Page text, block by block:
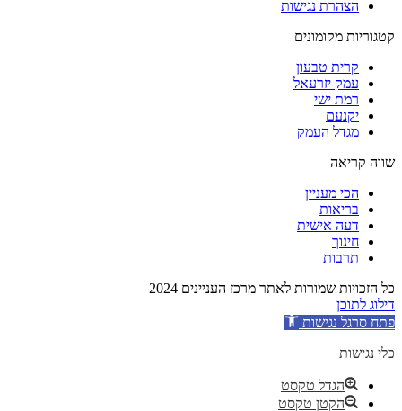
הצהרת נגישות
קטגוריות מקומונים
קרית טבעון
עמק יזרעאל
רמת ישי
יקנעם
מגדל העמק
שווה קריאה
הכי מעניין
בריאות
דעה אישית
חינוך
תרבות
כל הזכויות שמורות לאתר מרכז העניינים 2024
דילוג לתוכן
פתח סרגל נגישות
כלי נגישות
הגדל טקסט
הקטן טקסט